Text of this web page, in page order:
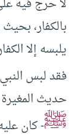
لا حرج فيه
بالكفار،
يلبسه إلا
فقد لبس
حديث
ﷺ- كان